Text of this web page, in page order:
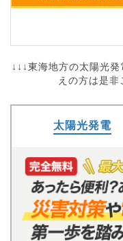
↓↓↓東海地方の太陽光
えの方は是非
太陽光発電